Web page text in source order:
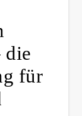
die
für